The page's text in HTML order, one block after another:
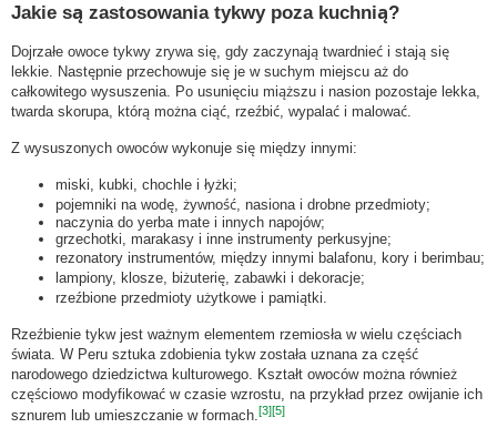
Jakie są zastosowania tykwy poza kuchnią?
Dojrzałe owoce tykwy zrywa się, gdy zaczynają twardnieć i stają się
lekkie. Następnie przechowuje się je w suchym miejscu aż do
całkowitego wysuszenia. Po usunięciu miąższu i nasion pozostaje lekka,
twarda skorupa, którą można ciąć, rzeźbić, wypalać i malować.
Z wysuszonych owoców wykonuje się między innymi:
miski, kubki, chochle i łyżki;
pojemniki na wodę, żywność, nasiona i drobne przedmioty;
naczynia do yerba mate i innych napojów;
grzechotki, marakasy i inne instrumenty perkusyjne;
rezonatory instrumentów, między innymi balafonu, kory i berimbau;
lampiony, klosze, biżuterię, zabawki i dekoracje;
rzeźbione przedmioty użytkowe i pamiątki.
Rzeźbienie tykw jest ważnym elementem rzemiosła w wielu częściach
świata. W Peru sztuka zdobienia tykw została uznana za część
narodowego dziedzictwa kulturowego. Kształt owoców można również
częściowo modyfikować w czasie wzrostu, na przykład przez owijanie ich
sznurem lub umieszczanie w formach.[3][5]